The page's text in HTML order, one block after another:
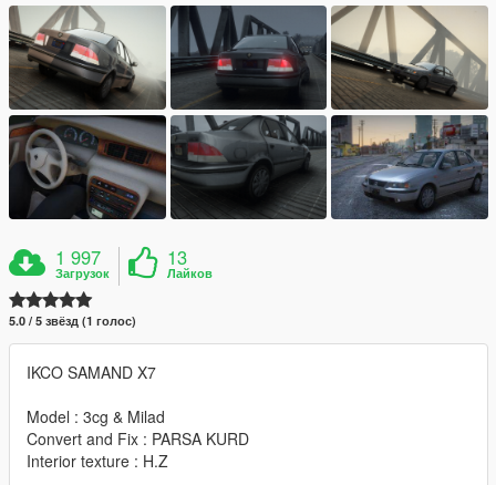
1 997
Загрузок
13
Лайков
5.0 / 5 звёзд (1 голос)
IKCO SAMAND X7
Model : 3cg & Milad
Convert and Fix : PARSA KURD
Interior texture : H.Z